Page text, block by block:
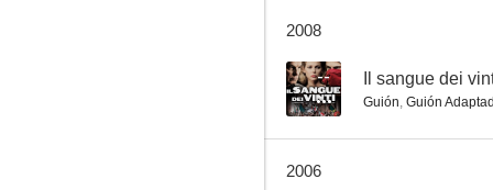
2008
-- Il sangue dei
Guión, Guión
2006